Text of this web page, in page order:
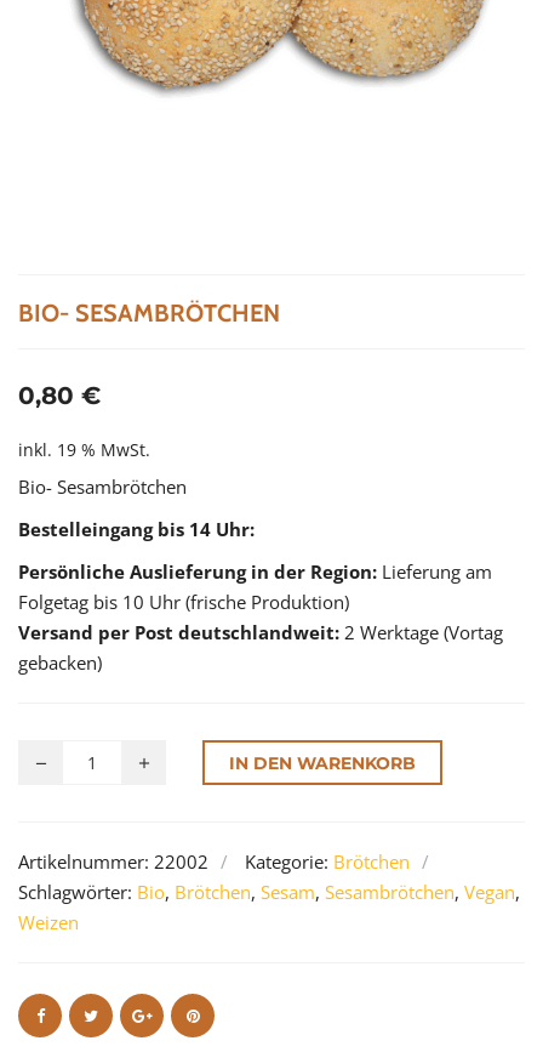
BIO- SESAMBRÖTCHEN
0,80 €
inkl. 19 % MwSt.
Bio- Sesambrötchen
Bestelleingang bis 14 Uhr:
Persönliche Auslieferung in der Region: Lieferung am
Folgetag bis 10 Uhr (frische Produktion)
Versand per Post deutschlandweit: 2 Werktage (Vortag
gebacken)
IN DEN WARENKORB
Artikelnummer: 22002 Kategorie: Brötchen
Schlagwörter: Bio, Brötchen, Sesam, Sesambrötchen, Vegan,
Weizen